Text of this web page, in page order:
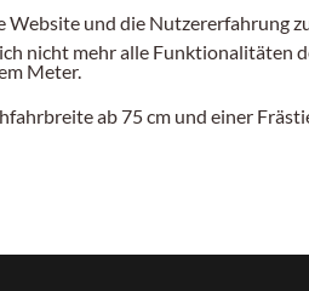
Meter.
ab 75cm und einer
und die Nutzererfahrung
nicht mehr alle Funktionalitäten